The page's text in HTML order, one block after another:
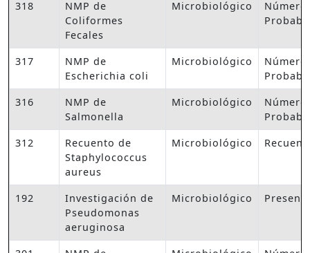
318
NMP de
Coliformes
Fecales
Microbiológico
Número
317
NMP de
Escherichia coli
Microbiológico
Número
316
NMP de
Salmonella
Microbiológico
Número
312
Recuento de
Staphylococcus
aureus
Microbiológico
192
Investigación de
Pseudomonas
aeruginosa
Microbiológico